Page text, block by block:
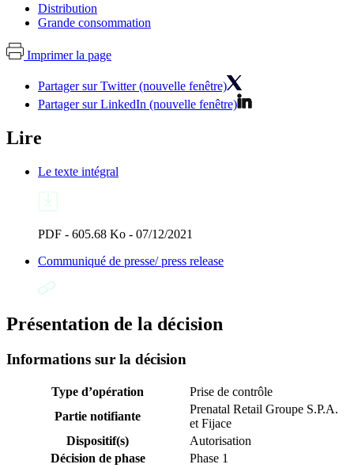
Distribution
Grande consommation
Imprimer la page
Partager sur Twitter (nouvelle fenêtre)
Partager sur LinkedIn (nouvelle fenêtre)
Lire
Le texte intégral
PDF - 605.68 Ko - 07/12/2021
Communiqué de presse/ press release
Présentation de la décision
Informations sur la décision
Type d’opération
Prise de contrôle
Partie notifiante
Prenatal Retail Groupe S.P.A.
et Fijace
Dispositif(s)
Autorisation
Décision de phase
Phase 1